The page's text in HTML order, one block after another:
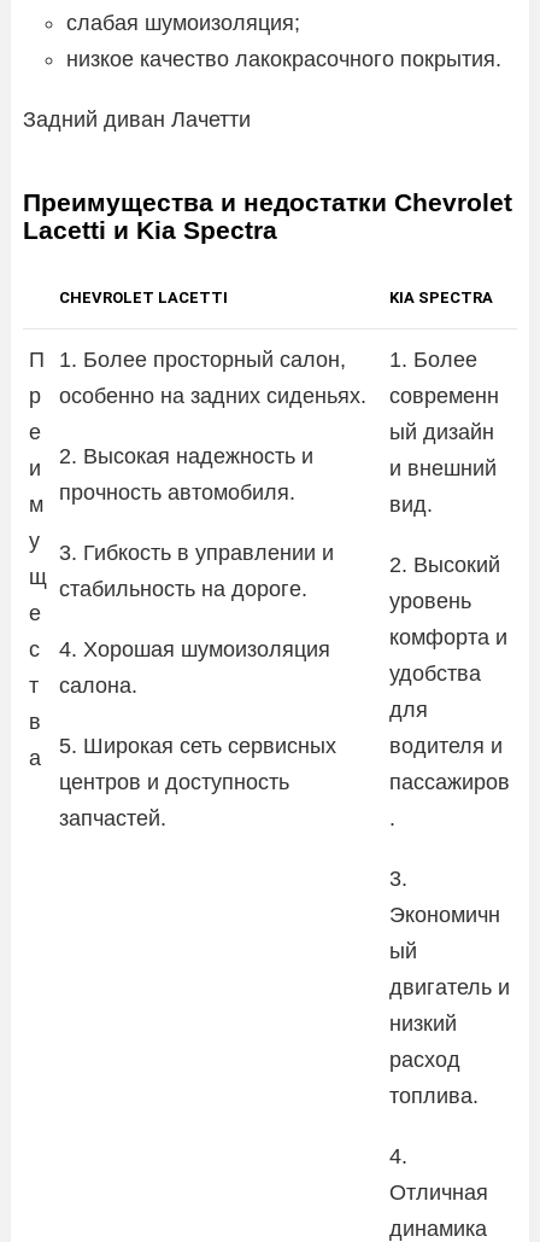
слабая шумоизоляция;
низкое качество лакокрасочного покрытия.
Задний диван Лачетти
Преимущества и недостатки Chevrolet
Lacetti и Kia Spectra
CHEVROLET LACETTI KIA SPECTRA
П
р
е
и
м
у
щ
е
с
т
в
а
1. Более просторный салон,
особенно на задних сиденьях.
2. Высокая надежность и
прочность автомобиля.
3. Гибкость в управлении и
стабильность на дороге.
4. Хорошая шумоизоляция
салона.
5. Широкая сеть сервисных
центров и доступность
запчастей.
1. Более
современн
ый дизайн
и внешний
вид.
2. Высокий
уровень
комфорта и
удобства
для
водителя и
пассажиров
.
3.
Экономичн
ый
двигатель и
низкий
расход
топлива.
4.
Отличная
динамика